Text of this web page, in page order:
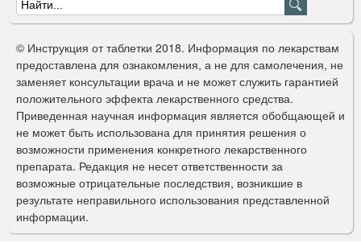
Ф
о
р
м
а
п
о
и
с
к
© Инструкция от таблетки 2018. Информация по лекарствам
предоставлена для ознакомления, а не для самолечения, не
заменяет консультации врача и не может служить гарантией
положительного эффекта лекарственного средства.
Приведенная научная информация является обобщающей и
не может быть использована для принятия решения о
возможности применения конкретного лекарственного
препарата. Редакция не несет ответственности за
возможные отрицательные последствия, возникшие в
результате неправильного использования представленной
информации.